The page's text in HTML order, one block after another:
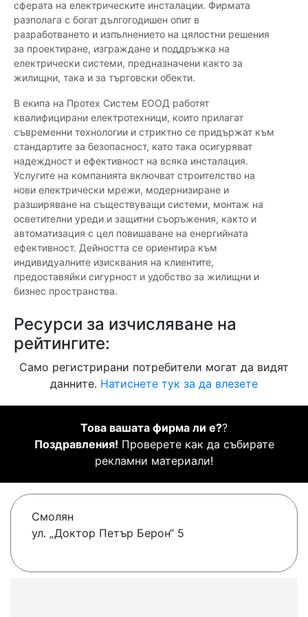
сферата на електрическите инсталации. Фирмата
разполага с богат дългогодишен опит в
разработването и изпълнението на цялостни решения
за проектиране, изграждане и поддръжка на
електрически системи, предназначени както за
жилищни, така и за търговски обекти.
В екипа на Протех Систем ЕООД работят
квалифицирани електротехници, които прилагат
съвременни технологии и стриктно се придържат към
стандартите за безопасност, като така осигуряват
надеждност и ефективност на всяка инсталация.
Услугите на компанията включват строителство на
нови електрически мрежи, модернизиране и
разширяване на съществуващи системи, монтаж на
осветителни уреди и защитни съоръжения, както и
автоматизация с цел повишаване на енергийната
ефективност. Дейността се ориентира към
индивидуалните изисквания на клиентите,
предоставяйки сигурност и удобство за жилищни и
бизнес пространства.
Ресурси за изчисляване на
рейтингите:
Само регистрирани потребители могат да видят
данните. Натиснете тук за да влезете
Това вашата фирма ли е??
Поздравления! Проверете как да събирате
рекламни материали!
Смолян
ул. „Доктор Петър Берон“ 5